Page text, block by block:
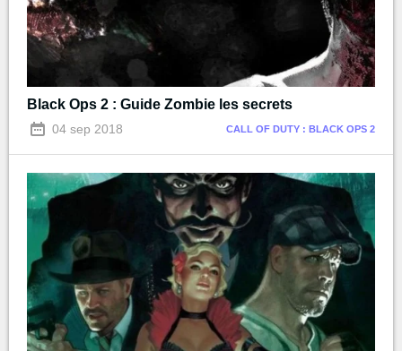
Black Ops 2 : Guide Zombie les secrets
04 sep 2018 CALL OF DUTY : BLACK OPS 2